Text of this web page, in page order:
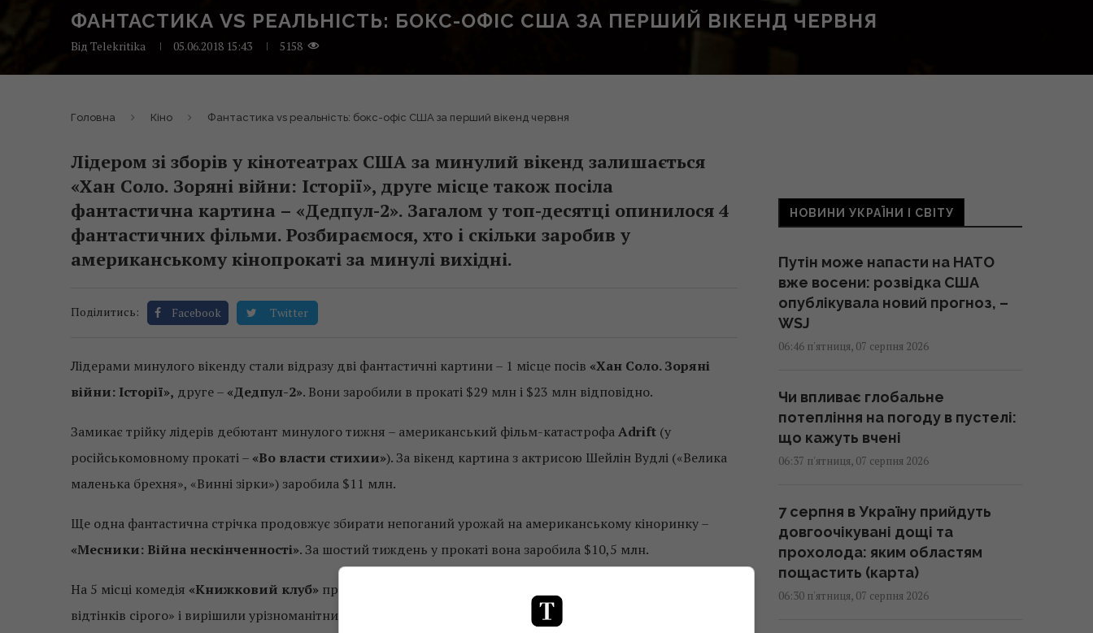
ФАНТАСТИКА VS РЕАЛЬНІСТЬ: БОКС-ОФІС США ЗА ПЕРШИЙ ВІКЕНД ЧЕРВНЯ
Від Telekritika 05.06.2018 15:43 5158
Головна Кіно Фантастика vs реальність: бокс-офіс США за перший вікенд червня
Лідером зі зборів у кінотеатрах США за минулий вікенд залишається
«Хан Соло. Зоряні війни: Історії», друге місце також посіла
фантастична картина – «Дедпул-2». Загалом у топ-десятці опинилося 4
фантастичних фільми. Розбираємося, хто і скільки заробив у
американському кінопрокаті за минулі вихідні.
Поділитись: Facebook Twitter
Лідерами минулого вікенду стали відразу дві фантастичні картини – 1 місце посів «Хан Соло. Зоряні
війни: Історії», друге – «Дедпул-2». Вони заробили в прокаті $29 млн і $23 млн відповідно.
Замикає трійку лідерів дебютант минулого тижня – американський фільм-катастрофаAdrift (у
російськомовному прокаті – «Во власти стихии»). За вікенд картина з актрисою Шейлін Вудлі («Велика
маленька брехня», «Винні зірки») заробила $11 млн.
Ще одна фантастична стрічка продовжує збирати непоганий урожай на американському кіноринку –
«Месники: Війна нескінченності». За шостий тиждень у прокаті вона заробила $10,5 млн.
На 5 місці комедія «Книжковий клуб» про немолодих американок, які прочитали злощасну книжку «50
відтінків сірого» і вирішили урізноманітнити своє особисте життя. Фільм, який зібрав зоряний
НОВИНИ УКРАЇНИ І СВІТУ
Путін може напасти на НАТО
вже восени: розвідка США
опублікувала новий прогноз, –
WSJ
06:46 п'ятниця, 07 серпня 2026
Чи впливає глобальне
потепління на погоду в пустелі:
що кажуть вчені
06:37 п'ятниця, 07 серпня 2026
7 серпня в Україну прийдуть
довгоочікувані дощі та
прохолода: яким областям
пощастить (карта)
06:30 п'ятниця, 07 серпня 2026